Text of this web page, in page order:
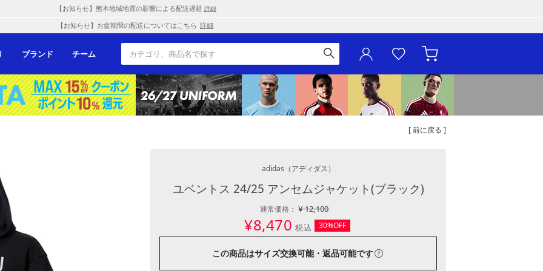
【お知らせ】熊本地域地震の影響による配送遅延 詳細
【お知らせ】お盆期間の配送についてはこちら 詳細
ブランド チーム
[ 前に戻る ]
adidas （アディダス）
ユベントス 24/25 アンセムジャケット(ブラック)
通常価格：¥ 12,100
¥8,470 税込 30%OFF
この商品はサイズ交換可能・返品可能です